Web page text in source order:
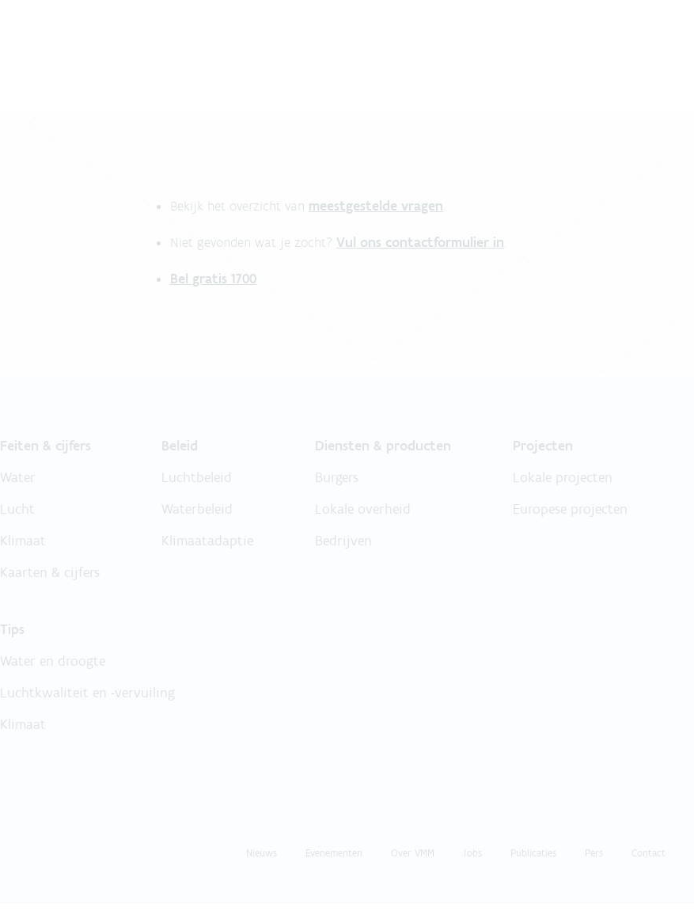
Bekijk het overzicht van meestgestelde vragen.
Niet gevonden wat je zocht? Vul ons contactformulier in.
Bel gratis 1700
Feiten & cijfers
Water
Lucht
Klimaat
Kaarten & cijfers
Beleid
Luchtbeleid
Waterbeleid
Klimaatadaptie
Diensten & producten
Burgers
Lokale overheid
Bedrijven
Projecten
Lokale projecten
Europese projecten
Tips
Water en droogte
Luchtkwaliteit en -vervuiling
Klimaat
Nieuws Evenementen Over VMM Jobs Publicaties Pers Contact